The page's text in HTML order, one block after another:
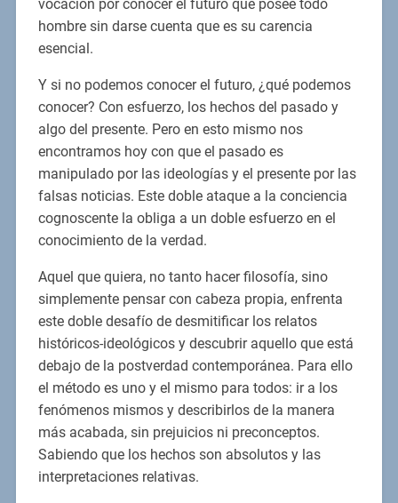
vocación por conocer el futuro que posee todo
hombre sin darse cuenta que es su carencia
esencial.
Y si no podemos conocer el futuro, ¿qué podemos
conocer? Con esfuerzo, los hechos del pasado y
algo del presente. Pero en esto mismo nos
encontramos hoy con que el pasado es
manipulado por las ideologías y el presente por las
falsas noticias. Este doble ataque a la conciencia
cognoscente la obliga a un doble esfuerzo en el
conocimiento de la verdad.
Aquel que quiera, no tanto hacer filosofía, sino
simplemente pensar con cabeza propia, enfrenta
este doble desafío de desmitificar los relatos
históricos-ideológicos y descubrir aquello que está
debajo de la postverdad contemporánea. Para ello
el método es uno y el mismo para todos: ir a los
fenómenos mismos y describirlos de la manera
más acabada, sin prejuicios ni preconceptos.
Sabiendo que los hechos son absolutos y las
interpretaciones relativas.